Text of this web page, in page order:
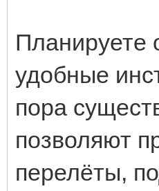
Планируете
удобные
пора
позволяют
перелёты,